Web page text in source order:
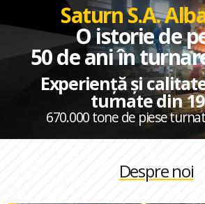
Saturn S.A.
O istorie de
50 de ani în
Experiență și
turnate din
670.000 tone de piese
Despre noi